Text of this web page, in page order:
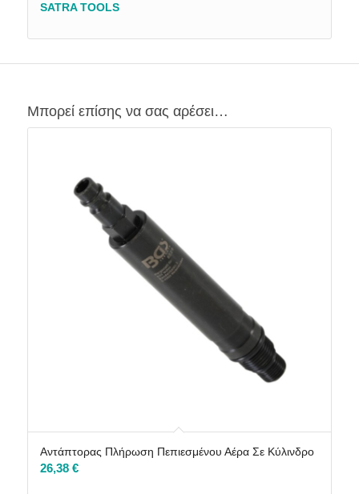
SATRA TOOLS
Μπορεί επίσης να σας αρέσει…
Αντάπτορας Πλήρωση Πεπιεσμένου Αέρα Σε Κύλινδρο
26,38 €